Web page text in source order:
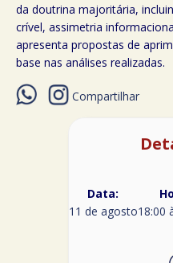
da doutrina majoritária,
crível, assimetria
apresenta propostas de
base nas análises realizadas.
Compartilhar
Data:
11 de agosto18:00